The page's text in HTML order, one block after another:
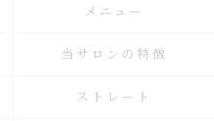
メニュー
当サロンの特徴
ストレート